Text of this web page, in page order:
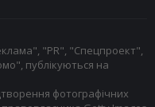
"PR", "Спецпроект",
публікуються на
фотографічних